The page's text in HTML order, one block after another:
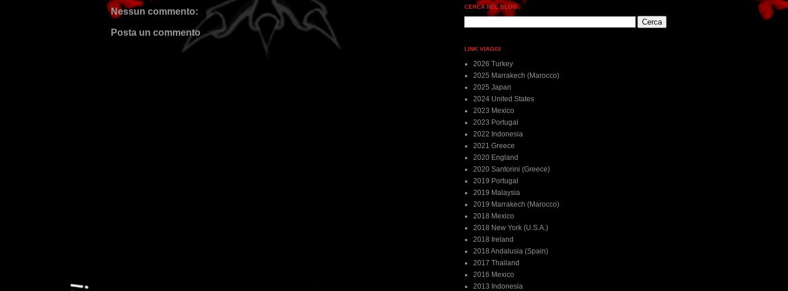
Nessun commento:
Posta un commento
CERCA NEL BLOG
LINK VIAGGI
2026 Turkey
2025 Marrakech (Marocco)
2025 Japan
2024 United States
2023 Mexico
2023 Portugal
2022 Indonesia
2021 Greece
2020 England
2020 Santorini (Greece)
2019 Portugal
2019 Malaysia
2019 Marrakech (Marocco)
2018 Mexico
2018 New York (U.S.A.)
2018 Ireland
2018 Andalusia (Spain)
2017 Thailand
2016 Mexico
2013 Indonesia